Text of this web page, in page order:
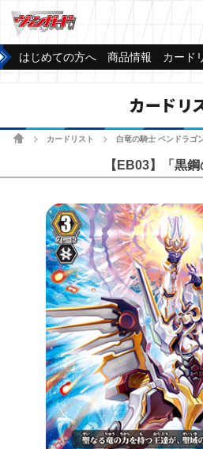
はじめての方へ 商品情報 カード
カードリ
ホームカードリスト 白竜の騎士 ペンドラゴ
【EB03】「黒鋼